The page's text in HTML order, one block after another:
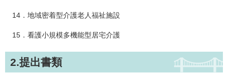
14．地域密着型介護老人福祉施設
15．看護小規模多機能型居宅介護
2.提出書類